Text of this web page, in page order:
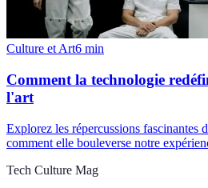
Culture et Art6 min
Comment la technologie
l'art
Explorez les répercussions fascinantes
comment elle bouleverse notre
Tech Culture Mag